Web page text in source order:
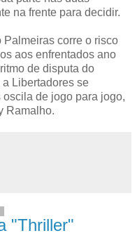
na frente para decidir.
Palmeiras corre o risco
aos enfrentados ano
de disputa do
Libertadores se
de jogo para jogo,
Ramalho.
"Thriller"